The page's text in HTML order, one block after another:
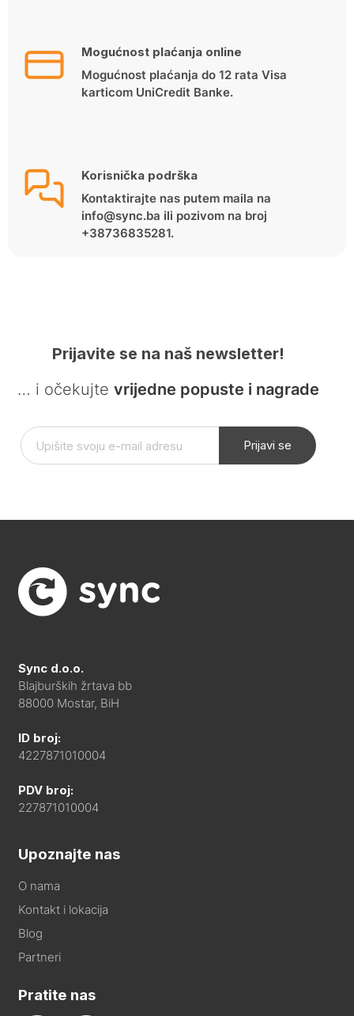
Mogućnost plaćanja online
Mogućnost plaćanja do 12 rata Visa
karticom UniCredit Banke.
Korisnička podrška
Kontaktirajte nas putem maila na
info@sync.ba ili pozivom na broj
+38736835281.
Prijavite se na naš newsletter!
… i očekujte vrijedne popuste i nagrade
Prijavi se
Sync d.o.o.
Blajburških žrtava bb
88000 Mostar, BiH
ID broj:
4227871010004
PDV broj:
227871010004
Upoznajte nas
O nama
Kontakt i lokacija
Blog
Partneri
Pratite nas